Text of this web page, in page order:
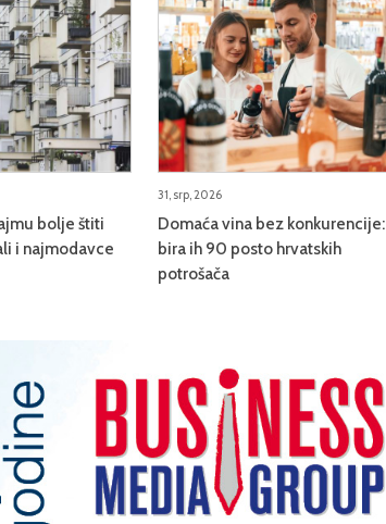
bolje štiti
i najmodavce
31, srp, 2026
Domaća vina bez konkurencije:
bira ih 90 posto hrvatskih
potrošača